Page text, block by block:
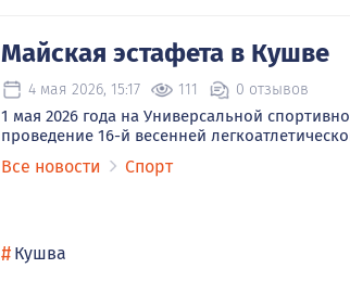
Майская эстафета в Кушве
4 мая 2026, 15:17 111 0 отзывов
1 мая 2026 года на Универсальной
проведение 16-й весенней
Все новости Спорт
# Кушва